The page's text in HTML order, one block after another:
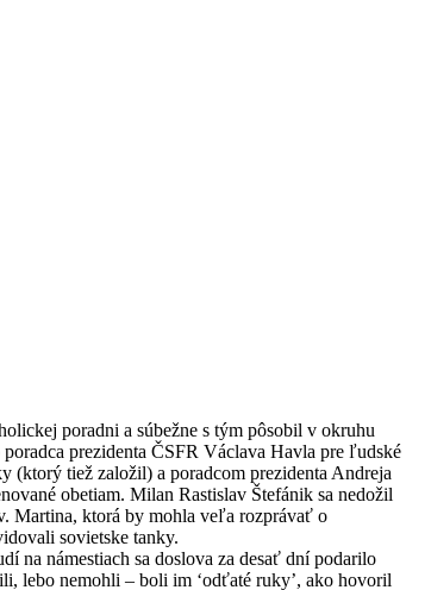
poradni a súbežne s tým pôsobil v okruhu
prezidenta ČSFR Václava Havla pre ľudské
(ktorý tiež založil) a poradcom prezidenta Andreja
obetiam. Milan Rastislav Štefánik sa nedožil
Martina, ktorá by mohla veľa rozprávať o
sovietske tanky.
na námestiach sa doslova za desať dní podarilo
lebo nemohli – boli im ‘odťaté ruky’, ako hovoril